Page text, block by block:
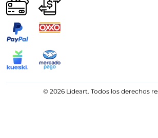
© 2026 Lideart. Todos los derechos